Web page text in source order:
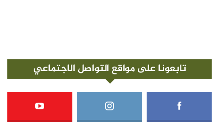
تابعونا على مواقع التواصل الاجتماعي